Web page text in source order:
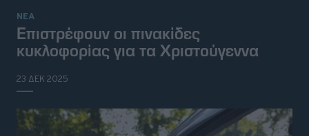
ΝΕΑ
Επιστρέφουν οι πινακίδες
κυκλοφορίας για τα Χριστούγεννα
23 ΔΕΚ 2025